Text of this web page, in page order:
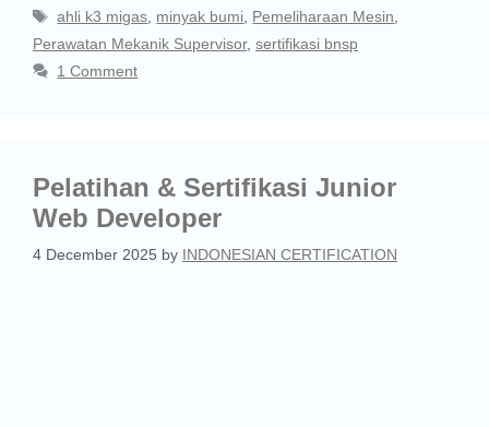
ahli k3 migas minyak bumi Pemeliharaan Mesin
Perawatan Mekanik Supervisor, sertifikasi bnsp
1 Comment
Pelatihan & Sertifikasi Junior
Web Developer
4 December 2025 by INDONESIAN CERTIFICATION